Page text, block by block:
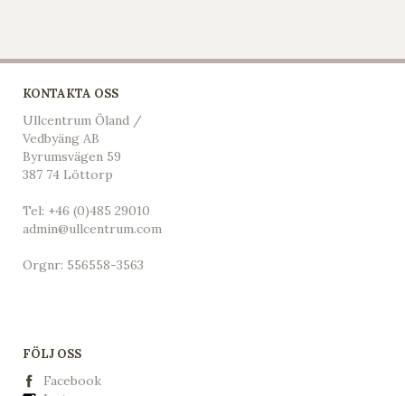
KONTAKTA OSS
Ullcentrum Öland /
Vedbyäng AB
Byrumsvägen 59
387 74 Löttorp
Tel: +46 (0)485 29010
admin@ullcentrum.com
Orgnr: 556558-3563
FÖLJ OSS
Facebook